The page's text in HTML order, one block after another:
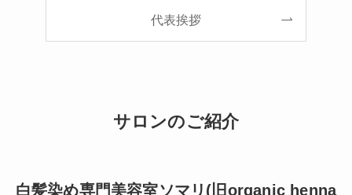
代表挨拶
サロンのご紹介
白髪染め専門美容室ソマリ(旧organic henna